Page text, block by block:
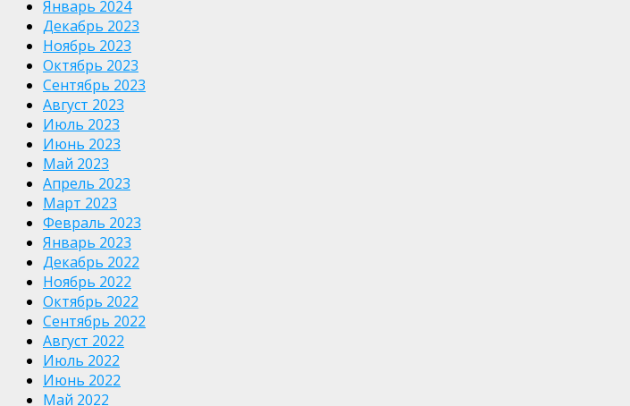
Январь 2024
Декабрь 2023
Ноябрь 2023
Октябрь 2023
Сентябрь 2023
Август 2023
Июль 2023
Июнь 2023
Май 2023
Апрель 2023
Март 2023
Февраль 2023
Январь 2023
Декабрь 2022
Ноябрь 2022
Октябрь 2022
Сентябрь 2022
Август 2022
Июль 2022
Июнь 2022
Май 2022